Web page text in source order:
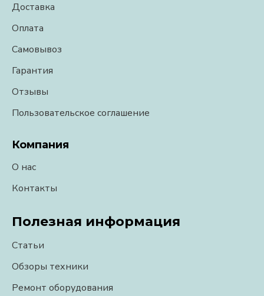
Доставка
Оплата
Самовывоз
Гарантия
Отзывы
Пользовательское соглашение
Компания
О нас
Контакты
Полезная информация
Статьи
Обзоры техники
Ремонт оборудования